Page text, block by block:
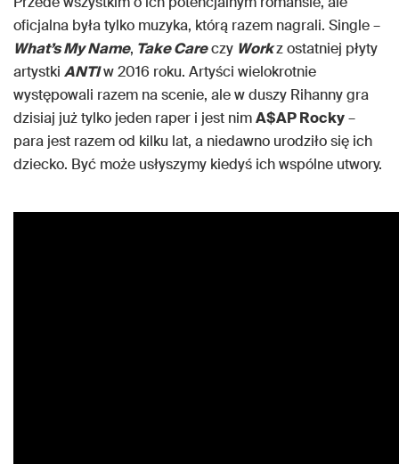
oficjalna była tylko muzyka, którą razem nagrali. Single –
What’s My Name, Take Careczy Workz ostatniej płyty
artystki ANTIw 2016 roku. Artyści wielokrotnie
występowali razem na scenie, ale w duszy Rihanny gra
dzisiaj już tylko jeden raper i jest nimA$AP Rocky–
para jest razem od kilku lat, a niedawno urodziło się ich
dziecko. Być może usłyszymy kiedyś ich wspólne utwory.